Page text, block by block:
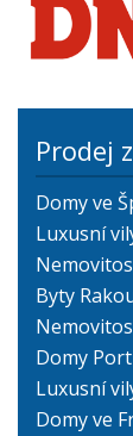
Prodej
Domy ve
Luxusní
Byty
Domy
Luxusní
Domy ve